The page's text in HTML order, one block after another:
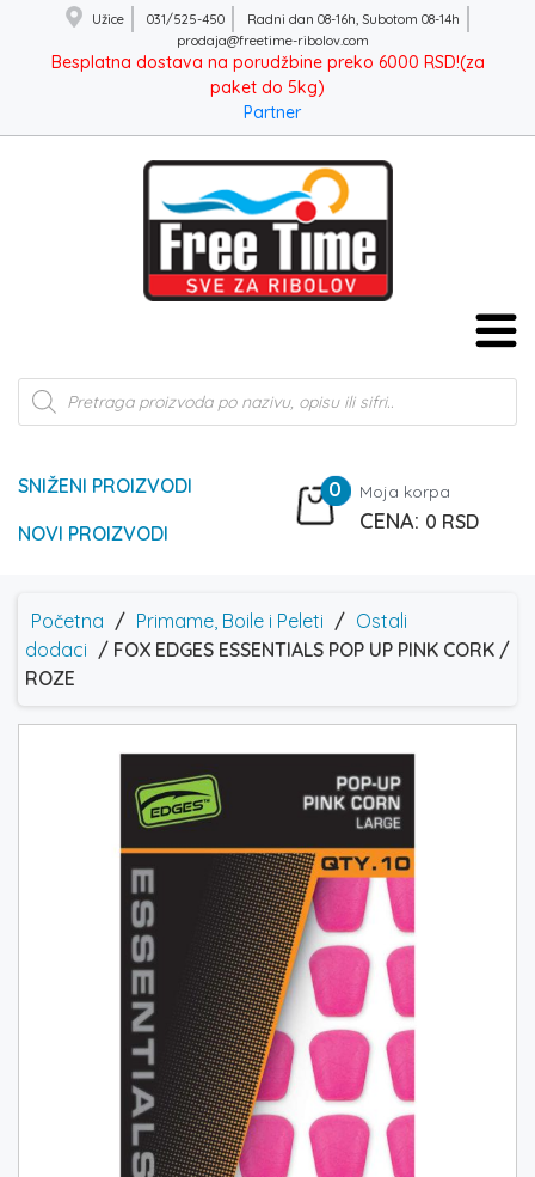
Užice 031/525-450
Radni dan 08-16h, Subotom 08-14h
prodaja@freetime-ribolov.com
Besplatna dostava na porudžbine preko 6000 RSD!(za
paket do 5kg)
Partner
Products
search
SNIŽENI PROIZVODI
NOVI PROIZVODI
0 Moja korpa
0 RSD
Početna / Primame, Boile i Peleti / Ostali
dodaci / FOX EDGES ESSENTIALS POP UP PINK CORK /
ROZE